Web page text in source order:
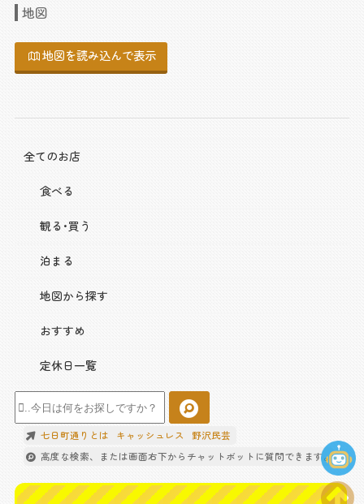
地図
地図を読み込んで表示
全てのお店
食べる
観る･買う
泊まる
地図から探す
おすすめ
定休日一覧
七日町通りとは キャッシュレス
野沢民芸
高度な検索、または画面右下からチャットボットに質問できます。